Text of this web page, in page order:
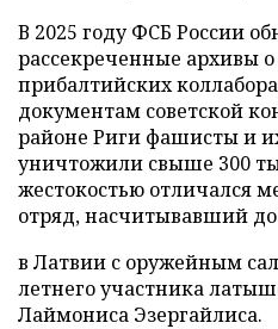
В 2025 году ФСБ России
рассекреченные архивы
прибалтийских
документам советской
районе Риги фашисты и
уничтожили свыше 300
жестокостью отличался
отряд, насчитывавший до
в Латвии с оружейным
летнего участника
Лаймониса Эзергайлиса.